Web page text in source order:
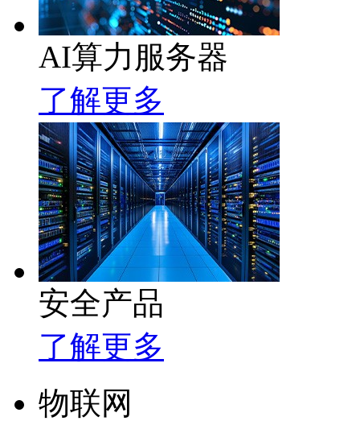
AI算力服务器
了解更多
安全产品
了解更多
物联网